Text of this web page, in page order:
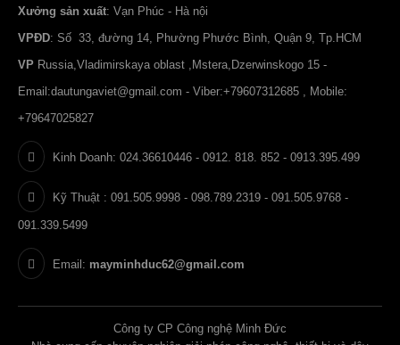
Xưởng sản xuất: Vạn Phúc - Hà nội
VPĐD: Số 33, đường 14, Phường Phước Bình, Quận 9, Tp.HCM
VP Russia,Vladimirskaya oblast ,Mstera,Dzerwinskogo 15 -
Email:dautungaviet@gmail.com - Viber:+79607312685 , Mobile:
+79647025827
Kinh Doanh: 024.36610446 - 0912. 818. 852 - 0913.395.499
Kỹ Thuật : 091.505.9998 - 098.789.2319 - 091.505.9768 -
091.339.5499
Email: mayminhduc62@gmail.com
Công ty CP Công nghệ Minh Đức